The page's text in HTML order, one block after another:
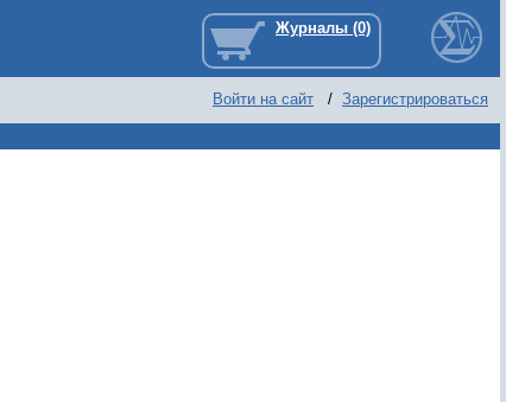
Войти на сайт / Зарегистрироваться